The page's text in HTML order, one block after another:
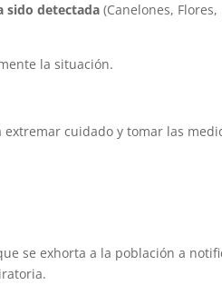
sido detectada (Canelones, Flores,
la situación.
cuidado y tomar las
se exhorta a la población a